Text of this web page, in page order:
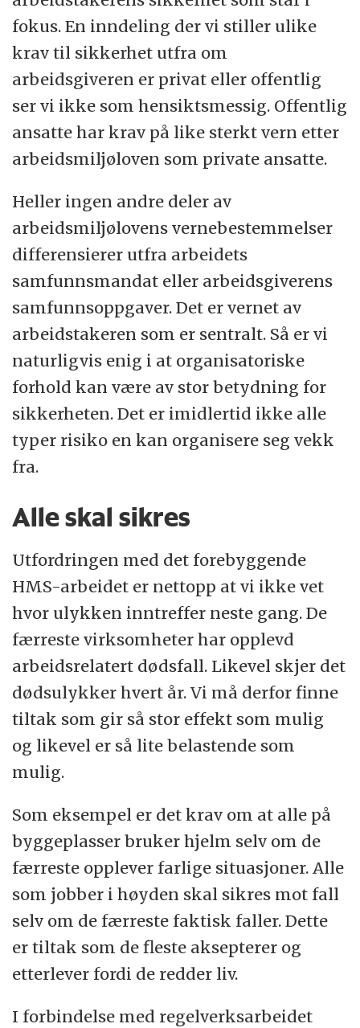
fokus. En inndeling der vi stiller ulike
krav til sikkerhet utfra om
arbeidsgiveren er privat eller offentlig
ser vi ikke som hensiktsmessig. Offentlig
ansatte har krav på like sterkt vern etter
arbeidsmiljøloven som private ansatte.
Heller ingen andre deler av
arbeidsmiljølovens vernebestemmelser
differensierer utfra arbeidets
samfunnsmandat eller arbeidsgiverens
samfunnsoppgaver. Det er vernet av
arbeidstakeren som er sentralt. Så er vi
naturligvis enig i at organisatoriske
forhold kan være av stor betydning for
sikkerheten. Det er imidlertid ikke alle
typer risiko en kan organisere seg vekk
fra.
Alle skal sikres
Utfordringen med det forebyggende
HMS-arbeidet er nettopp at vi ikke vet
hvor ulykken inntreffer neste gang. De
færreste virksomheter har opplevd
arbeidsrelatert dødsfall. Likevel skjer det
dødsulykker hvert år. Vi må derfor finne
tiltak som gir så stor effekt som mulig
og likevel er så lite belastende som
mulig.
Som eksempel er det krav om at alle på
byggeplasser bruker hjelm selv om de
færreste opplever farlige situasjoner. Alle
som jobber i høyden skal sikres mot fall
selv om de færreste faktisk faller. Dette
er tiltak som de fleste aksepterer og
etterlever fordi de redder liv.
I forbindelse med regelverksarbeidet